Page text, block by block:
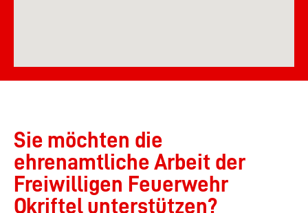
Sie möchten die
ehrenamtliche Arbeit der
Freiwilligen Feuerwehr
Okriftel unterstützen?